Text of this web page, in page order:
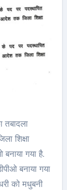
तबादला
शिक्षा
गया है.
बनाया गया
को मधुबनी